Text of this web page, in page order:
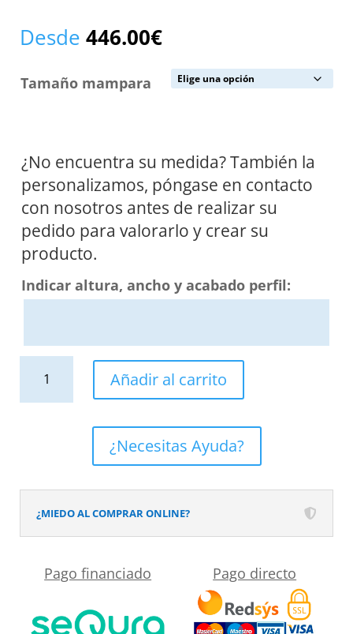
Desde 446.00€
Tamaño mampara
¿No encuentra su medida? También la
personalizamos, póngase en contacto
con nosotros antes de realizar su
pedido para valorarlo y crear su
producto.
Indicar altura, ancho y acabado perfil:
a
techo
vidrio
mm
Añadir al carrito
¿Necesitas Ayuda?
¿MIEDO AL COMPRAR ONLINE?
Pago financiado Pago directo